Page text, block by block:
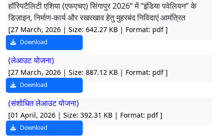
हॉस्पिटैलिटी एशिया (एफएचए) सिंगापुर 2026” में “इंडिया पवेलियन” के
डिज़ाइन, निर्माण-कार्य और रखरखाव हेतु मुहरबंद निविदाएं आमंत्रित
[27 March, 2026 | Size: 642.27 KB | Format: pdf
Download
]
(लेआउट योजना)
[27 March, 2026 | Size: 887.12 KB | Format: pdf
Download
]
(संशोधित लेआउट योजना)
[01 April, 2026 | Size: 392.31 KB | Format: pdf
Download
]